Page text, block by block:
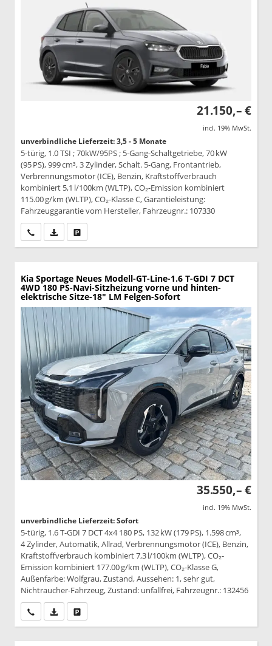
21.150,– €
incl. 19% MwSt.
unverbindliche Lieferzeit: 3,5 - 5 Monate
5-türig, 1.0 TSI ; 70kW/95PS ; 5-Gang-Schaltgetriebe, 70 kW
(95 PS), 999 cm³, 3 Zylinder, Schalt. 5-Gang, Frontantrieb,
Verbrennungsmotor (ICE), Benzin, Kraftstoffverbrauch
kombiniert 5,1 l/100km (WLTP), CO₂-Emission kombiniert
115.00 g/km (WLTP), CO₂-Klasse C, Garantieleistung:
Fahrzeuggarantie vom Hersteller, Fahrzeugnr.: 107330
Wir rufen Sie anPDF-Datei, Fahrzeugexposé drucken
Kia Sportage Neues Modell-GT-Line-1.6 T-GDI 7 DCT
4WD 180 PS-Navi-Sitzheizung vorne und hinten-
elektrische Sitze-18" LM Felgen-Sofort
35.550,– €
incl. 19% MwSt.
unverbindliche Lieferzeit: Sofort
5-türig, 1.6 T-GDI 7 DCT 4x4 180 PS, 132 kW (179 PS), 1.598 cm³,
4 Zylinder, Automatik, Allrad, Verbrennungsmotor (ICE), Benzin,
Kraftstoffverbrauch kombiniert 7,3 l/100km (WLTP), CO₂-
Emission kombiniert 177.00 g/km (WLTP), CO₂-Klasse G,
Außenfarbe: Wolfgrau, Zustand, Aussehen: 1, sehr gut,
Nichtraucher-Fahrzeug, Zustand: unfallfrei, Fahrzeugnr.: 132456
Wir rufen Sie anPDF-Datei, Fahrzeugexposé drucken